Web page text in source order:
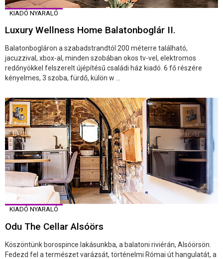
KIADÓ NYARALÓ
Luxury Wellness Home Balatonboglár II.
Balatonbogláron a szabadstrandtól 200 méterre található,
jacuzzival, xbox-al, minden szobában okos tv-vel, elektromos
redőnyökkel felszerelt újépítésű családi ház kiadó. 6 fő részére
kényelmes, 3 szoba, fürdő, külön w ...
KIADÓ NYARALÓ
Odu The Cellar Alsóörs
Köszöntünk borospince lakásunkba, a balatoni riviérán, Alsóörsön.
Fedezd fel a természet varázsát, történelmi Római út hangulatát, a